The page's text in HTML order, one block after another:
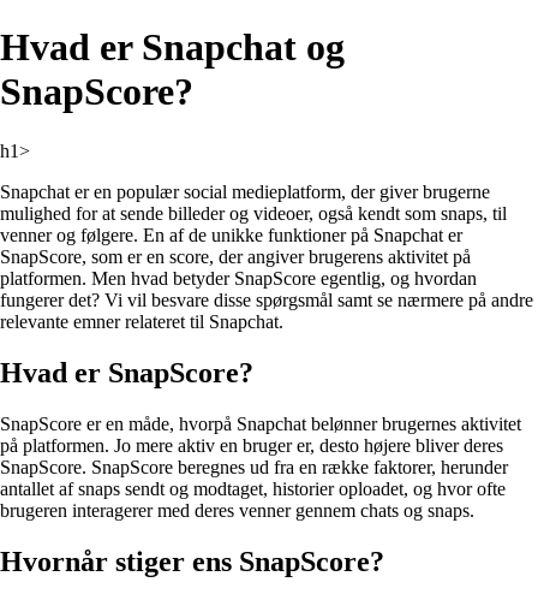
Hvad er Snapchat og
SnapScore?
h1>
Snapchat er en populær social medieplatform, der giver brugerne
mulighed for at sende billeder og videoer, også kendt som snaps, til
venner og følgere. En af de unikke funktioner på Snapchat er
SnapScore, som er en score, der angiver brugerens aktivitet på
platformen. Men hvad betyder SnapScore egentlig, og hvordan
fungerer det? Vi vil besvare disse spørgsmål samt se nærmere på andre
relevante emner relateret til Snapchat.
Hvad er SnapScore?
SnapScore er en måde, hvorpå Snapchat belønner brugernes aktivitet
på platformen. Jo mere aktiv en bruger er, desto højere bliver deres
SnapScore. SnapScore beregnes ud fra en række faktorer, herunder
antallet af snaps sendt og modtaget, historier oploadet, og hvor ofte
brugeren interagerer med deres venner gennem chats og snaps.
Hvornår stiger ens SnapScore?